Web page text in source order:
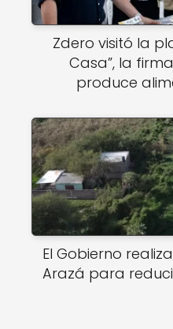
Zdero visitó la
Casa”, la
produce
El Gobierno
Arazá para